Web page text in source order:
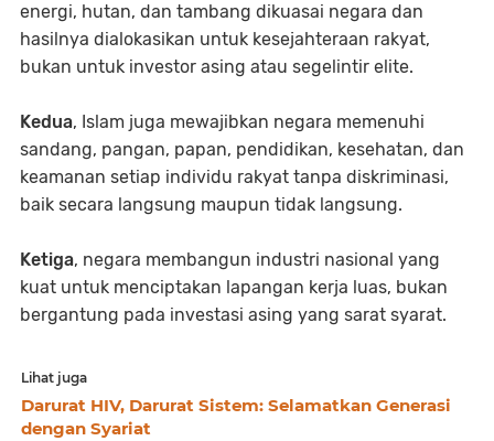
energi, hutan, dan tambang dikuasai negara dan
hasilnya dialokasikan untuk kesejahteraan rakyat,
bukan untuk investor asing atau segelintir elite.
Kedua, Islam juga mewajibkan negara memenuhi
sandang, pangan, papan, pendidikan, kesehatan, dan
keamanan setiap individu rakyat tanpa diskriminasi,
baik secara langsung maupun tidak langsung.
Ketiga, negara membangun industri nasional yang
kuat untuk menciptakan lapangan kerja luas, bukan
bergantung pada investasi asing yang sarat syarat.
Lihat juga
Darurat HIV, Darurat Sistem: Selamatkan Generasi
dengan Syariat